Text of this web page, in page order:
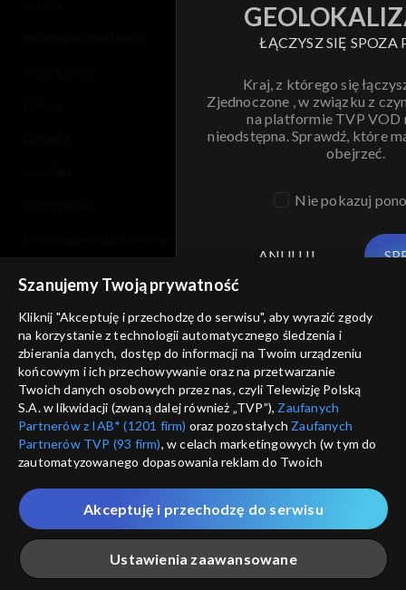
ŁĄCZYSZ SIĘ SPOZA
Kraj, z którego się
Zjednoczone , w związku z
na platformie TVP VOD
nieodstępna. Sprawdź, które
obejrzeć.
Nie pokazuj
ANULUJ
Szanujemy Twoją prywatność
Kliknij "Akceptuję i przechodzę do serwisu", aby wyrazić zgody
na korzystanie z technologii automatycznego śledzenia i
zbierania danych, dostęp do informacji na Twoim urządzeniu
końcowym i ich przechowywanie oraz na przetwarzanie
Twoich danych osobowych przez nas, czyli Telewizję Polską
S.A. w likwidacji (zwaną dalej również „TVP”), Zaufanych
Partnerów z IAB* (1201 firm) oraz pozostałych Zaufanych
Partnerów TVP (93 firm), w celach marketingowych (w tym do
zautomatyzowanego dopasowania reklam do Twoich
które wskazujemy poniżej, a także zgody na udostępnianie
przez nas identyfikatora PPID do Google.
Twoje dane osobowe zbierane podczas odwiedzania przez
Ciebie naszych
poszczególnych serwisówzwanych dalej
„Portalem”, w tym informacje zapisywane za pomocą
Ustawienia zaawansowane
Akceptuję i przechodzę do serwisu